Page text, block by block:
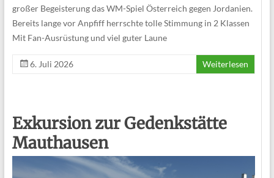
großer Begeisterung das WM-Spiel Österreich gegen Jordanien.
Bereits lange vor Anpfiff herrschte tolle Stimmung in 2 Klassen
Mit Fan-Ausrüstung und viel guter Laune
6. Juli 2026 Weiterlesen
Exkursion zur Gedenkstätte
Mauthausen